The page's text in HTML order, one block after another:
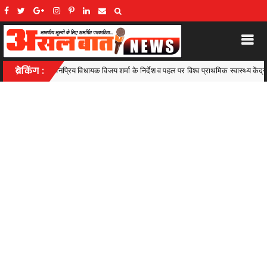
ब्रेकिंग :
व पहल पर विश्व प्राथमिक स्वास्थ्य केंद्र तरेगांव में सोनोग्राफी जांच एवं स्वास्थ्य शिविर